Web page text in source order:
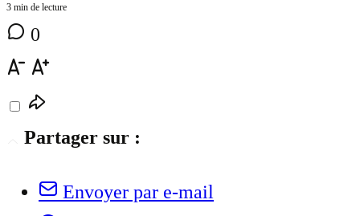
3 min de lecture
0
Partager sur :
Envoyer par e-mail